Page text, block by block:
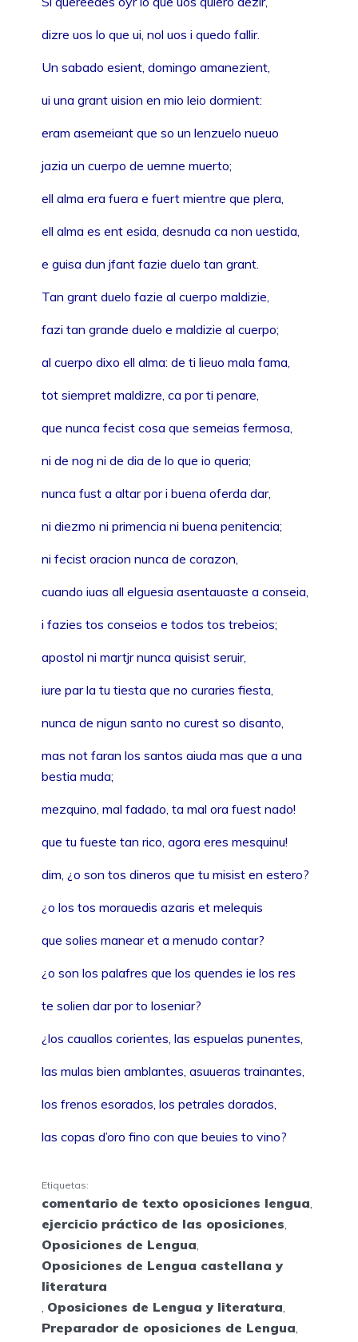
dizre uos lo que ui, nol uos i quedo fallir.
Un sabado esient, domingo amanezient,
ui una grant uision en mio leio dormient:
eram asemeiant que so un lenzuelo nueuo
jazia un cuerpo de uemne muerto;
ell alma era fuera e fuert mientre que plera,
ell alma es ent esida, desnuda ca non uestida,
e guisa dun jfant fazie duelo tan grant.
Tan grant duelo fazie al cuerpo maldizie,
fazi tan grande duelo e maldizie al cuerpo;
al cuerpo dixo ell alma: de ti lieuo mala fama,
tot siempret maldizre, ca por ti penare,
que nunca fecist cosa que semeias fermosa,
ni de nog ni de dia de lo que io queria;
nunca fust a altar por i buena oferda dar,
ni diezmo ni primencia ni buena penitencia;
ni fecist oracion nunca de corazon,
cuando iuas all elguesia asentauaste a conseia,
i fazies tos conseios e todos tos trebeios;
apostol ni martjr nunca quisist seruir,
iure par la tu tiesta que no curaries fiesta,
nunca de nigun santo no curest so disanto,
mas not faran los santos aiuda mas que a una
bestia muda;
mezquino, mal fadado, ta mal ora fuest nado!
que tu fueste tan rico, agora eres mesquinu!
dim, ¿o son tos dineros que tu misist en estero?
¿o los tos morauedis azaris et melequis
que solies manear et a menudo contar?
¿o son los palafres que los quendes ie los res
te solien dar por to loseniar?
¿los cauallos corientes, las espuelas punentes,
las mulas bien amblantes, asuueras trainantes,
los frenos esorados, los petrales dorados,
las copas d’oro fino con que beuies to vino?
Etiquetas:
comentario de texto oposiciones lengua,
ejercicio práctico de las oposiciones,
Oposiciones de Lengua,
Oposiciones de Lengua castellana y
literatura
, Oposiciones de Lengua y literatura,
Preparador de oposiciones de Lengua,